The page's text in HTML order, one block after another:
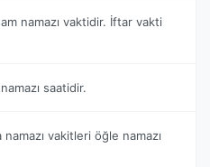
namazı vaktidir. İftar vakti
saatidir.
namazı vakitleri öğle namazı